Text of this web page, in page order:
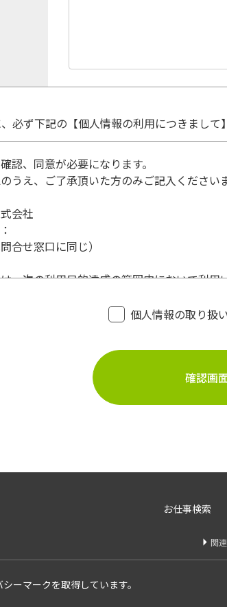
必ず下記の【個人情報の利用につきまして
認、同意が必要になります。
うえ、ご了承頂いた方のみご記入ください
会社
合せ窓口に同じ）
、次の利用目的達成の範囲内において利用
・登録面接に関するご連
・お問い合わせへのご対応
・お問い合わせ履歴の管理
・サービス向上のための検
ついて、開示を請求することができます。
情報に誤りや変更があった場合は訂正、追
利用停止、消去、または第三者提供停止を
口にて受け付けております。
個人情報の取り扱
お仕事検索
関
ーマークを取得しています。